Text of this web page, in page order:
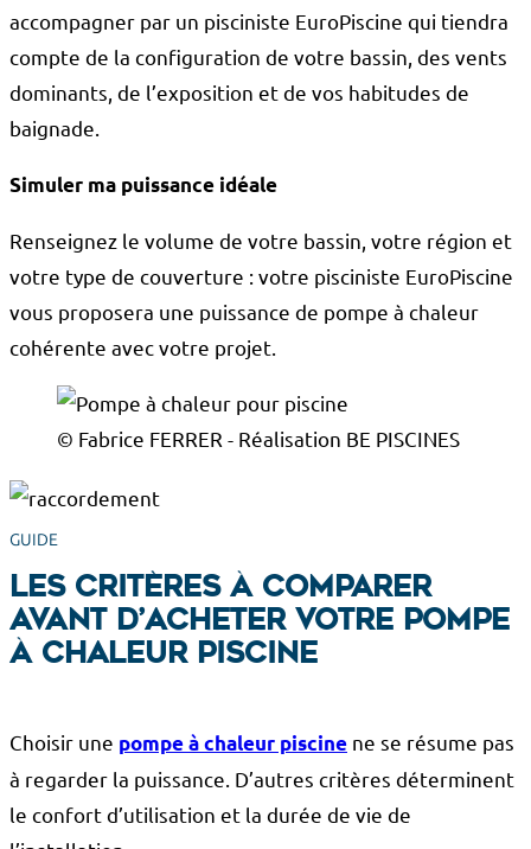
accompagner par un pisciniste EuroPiscine qui tiendra
compte de la configuration de votre bassin, des vents
dominants, de l’exposition et de vos habitudes de
baignade.
Simuler ma puissance idéale
Renseignez le volume de votre bassin, votre région et
votre type de couverture : votre pisciniste EuroPiscine
vous proposera une puissance de pompe à chaleur
cohérente avec votre projet.
© Fabrice FERRER - Réalisation BE PISCINES
GUIDE
Les critères à comparer
avant d’acheter votre pompe
à chaleur piscine
Choisir une pompe à chaleur piscine ne se résume pas
à regarder la puissance. D’autres critères déterminent
le confort d’utilisation et la durée de vie de